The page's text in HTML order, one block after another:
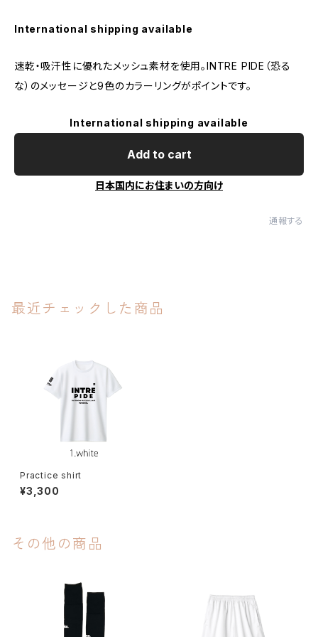
International shipping available
速乾・吸汗性に優れたメッシュ素材を使用。INTRE PIDE（恐る
な）のメッセージと9色のカラーリングがポイントです。
International shipping available
Add to cart
日本国内にお住まいの方向け
通報する
最近チェックした商品
Practice shirt
¥3,300
その他の商品